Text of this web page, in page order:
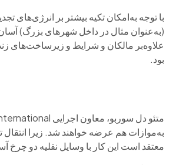
با توجه به‌امکان تکیه بیشتر بر انرژی‌های
(به‌عنوان مثال در داخل شهرهای بزرگ)
علاوه‌بر مالکان و شرایط و زیرساخت‌های
بود.
متئو دل سوربو، معاون اجرایی Magna International و رهبر جهانی Magna New Mobility می‌گوید: «
به‌موازات هم عرضه خواهند شد. زیرا
معتقد است این کار با وسایل نقلیه دو چرخ